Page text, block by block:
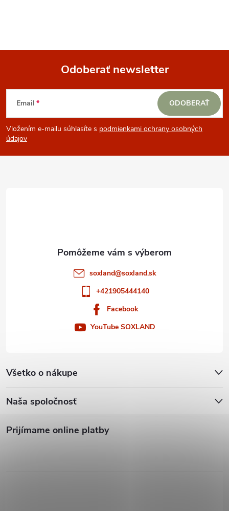
Z
á
p
Odoberať newsletter
Email
Vložením e-mailu súhlasíte s podmienkami ochrany osobných
údajov
ODOBERAŤ
soxland@soxland.sk
+421905444140
Facebook
YouTube SOXLAND
Všetko o nákupe
Naša spoločnosť
Prijímame online platby